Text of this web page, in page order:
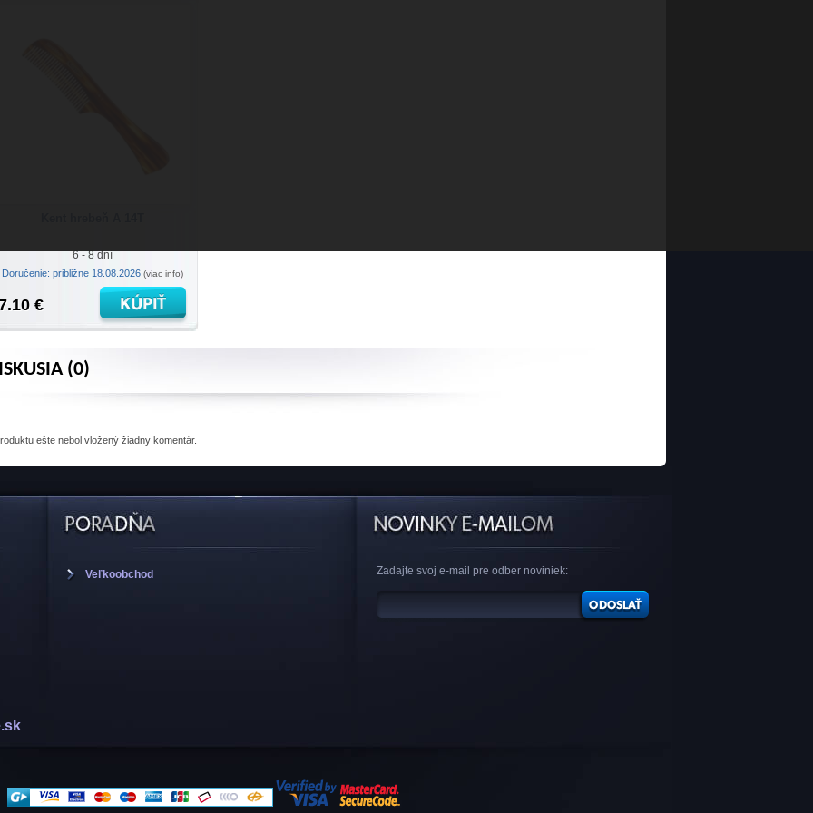
6 - 8 dní
Doručenie: približne 18.08.2026 (viac info)
€
(0)
ešte nebol vložený žiadny komentár.
Veľkoobchod Zadajte svoj e-mail pre odber noviniek: